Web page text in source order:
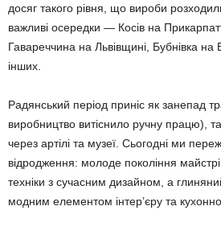
досяг такого рівня, що вироби
важливі осередки — Косів на
Гавареччина на Львівщині, Бубнівка на
інших.
Радянський період приніс як занепад
виробництво витіснило ручну працю),
через артілі та музеї. Сьогодні ми
відродження: молоде покоління
техніки з сучасним дизайном, а
модним елементом інтер’єру та